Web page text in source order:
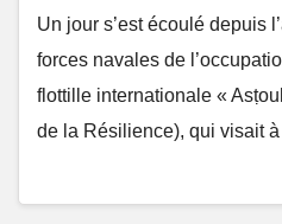
Un jour s’est écoulé depuis
forces navales de
flottille internationale «
de la Résilience), qui visait